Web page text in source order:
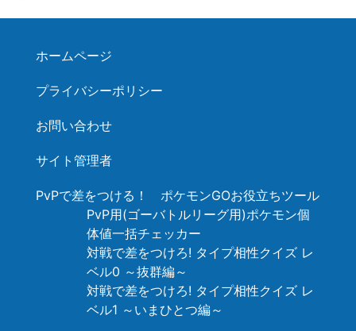
ホームページ
プライバシーポリシー
お問い合わせ
サイト管理者
PvPで差をつける！ ポケモンGOお役立ちツール
PvP用(ゴーバトルリーグ用)ポケモン個
体値一括チェッカー
対戦で差をつけろ! タイプ相性クイズ レ
ベル0 ～抜群編～
対戦で差をつけろ! タイプ相性クイズ レ
ベル1 ～いまひとつ編～